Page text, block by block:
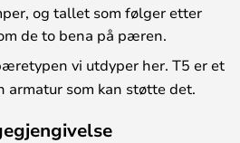
og tallet som følger etter
de to bena på pæren.
vi utdyper her. T5 er et
armatur som kan støtte det.